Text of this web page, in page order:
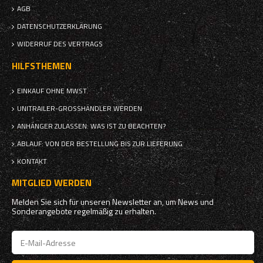
AGB
DATENSCHUTZERKLÄRUNG
WIDERRUF DES VERTRAGS
HILFSTHEMEN
EINKAUF OHNE MWST.
UNITRAILER-GROSSHÄNDLER WERDEN
ANHÄNGER ZULASSEN: WAS IST ZU BEACHTEN?
ABLAUF: VON DER BESTELLUNG BIS ZUR LIEFERUNG
KONTAKT
MITGLIED WERDEN
Melden Sie sich für unseren Newsletter an, um News und
Sonderangebote regelmäßig zu erhalten.